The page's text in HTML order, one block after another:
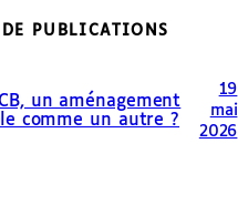
DE PUBLICATIONS
un aménagement
comme un autre ?
19
mai
2026